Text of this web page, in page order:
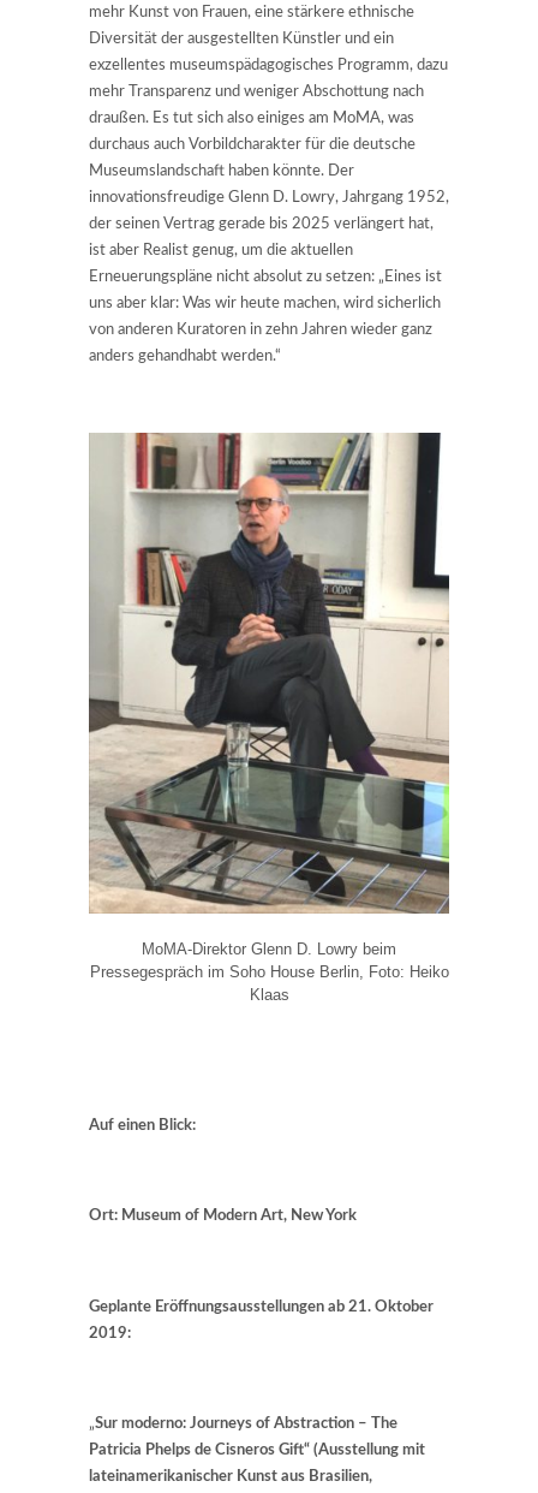
mehr Kunst von Frauen, eine stärkere ethnische
Diversität der ausgestellten Künstler und ein
exzellentes museumspädagogisches Programm, dazu
mehr Transparenz und weniger Abschottung nach
draußen. Es tut sich also einiges am MoMA, was
durchaus auch Vorbildcharakter für die deutsche
Museumslandschaft haben könnte. Der
innovationsfreudige Glenn D. Lowry, Jahrgang 1952,
der seinen Vertrag gerade bis 2025 verlängert hat,
ist aber Realist genug, um die aktuellen
Erneuerungspläne nicht absolut zu setzen: „Eines ist
uns aber klar: Was wir heute machen, wird sicherlich
von anderen Kuratoren in zehn Jahren wieder ganz
anders gehandhabt werden.“
MoMA-Direktor Glenn D. Lowry beim
Pressegespräch im Soho House Berlin, Foto: Heiko
Klaas
Auf einen Blick:
Ort: Museum of Modern Art, New York
Geplante Eröffnungsausstellungen ab 21. Oktober
2019:
„Sur moderno: Journeys of Abstraction – The
Patricia Phelps de Cisneros Gift“ (Ausstellung mit
lateinamerikanischer Kunst aus Brasilien,